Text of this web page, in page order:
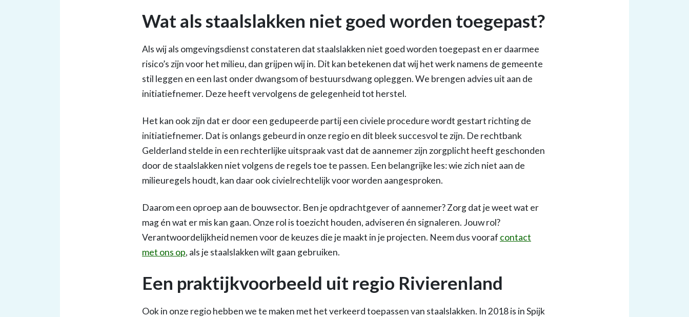
Wat als staalslakken niet goed worden toegepast?
Als wij als omgevingsdienst constateren dat staalslakken niet goed worden toegepast en er daarmee
risico’s zijn voor het milieu, dan grijpen wij in. Dit kan betekenen dat wij het werk namens de gemeente
stil leggen en een last onder dwangsom of bestuursdwang opleggen. We brengen advies uit aan de
initiatiefnemer. Deze heeft vervolgens de gelegenheid tot herstel.
Het kan ook zijn dat er door een gedupeerde partij een civiele procedure wordt gestart richting de
initiatiefnemer. Dat is onlangs gebeurd in onze regio en dit bleek succesvol te zijn. De rechtbank
Gelderland stelde in een rechterlijke uitspraak vast dat de aannemer zijn zorgplicht heeft geschonden
door de staalslakken niet volgens de regels toe te passen. Een belangrijke les: wie zich niet aan de
milieuregels houdt, kan daar ook civielrechtelijk voor worden aangesproken.
Daarom een oproep aan de bouwsector. Ben je opdrachtgever of aannemer? Zorg dat je weet wat er
mag én wat er mis kan gaan. Onze rol is toezicht houden, adviseren én signaleren. Jouw rol?
Verantwoordelijkheid nemen voor de keuzes die je maakt in je projecten. Neem dus vooraf contact
met ons op, als je staalslakken wilt gaan gebruiken.
Een praktijkvoorbeeld uit regio Rivierenland
Ook in onze regio hebben we te maken met het verkeerd toepassen van staalslakken. In 2018 is in Spijk